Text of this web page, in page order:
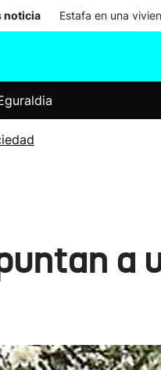
noticia Estafa en una
a